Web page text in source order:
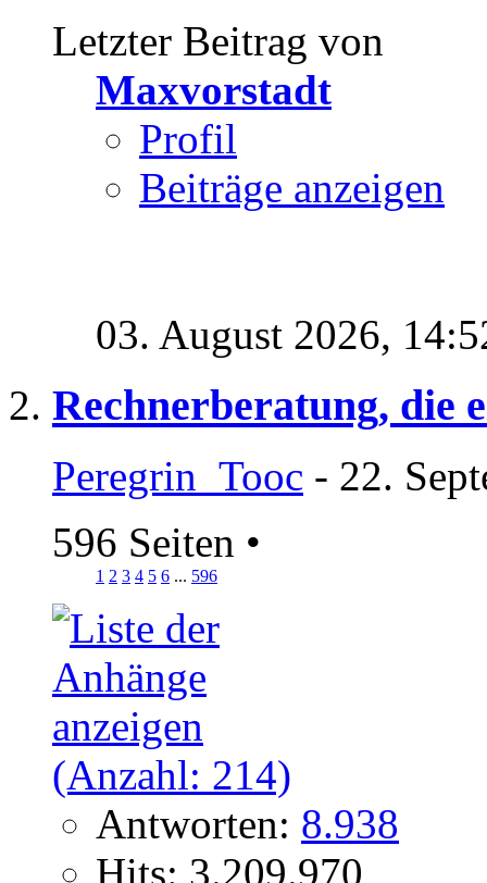
Letzter Beitrag von
Maxvorstadt
Profil
Beiträge anzeigen
03. August 2026,
Rechnerberatung, die
Peregrin_Tooc - 22.
596 Seiten •
1 2 3 4 5 6 ... 596
Antworten: 8.938
Hits: 3.209.970